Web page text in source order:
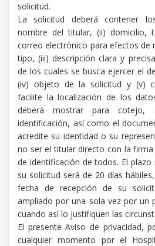
solicitud.
La solicitud deberá contener
nombre del titular, (ii) domicilio,
correo electrónico para efectos de
tipo, (iii) descripción clara y
de los cuales se busca ejercer el
(iv) objeto de la solicitud y (v)
facilite la localización de los
deberá mostrar para cotejo,
identificación, así como el
acredite su identidad o su
no ser el titular directo con la
de identificación de todos. El
su solicitud será de 20 días
fecha de recepción de su
ampliado por una sola vez por un
cuando así lo justifiquen las
El presente Aviso de privacidad,
cualquier momento por el